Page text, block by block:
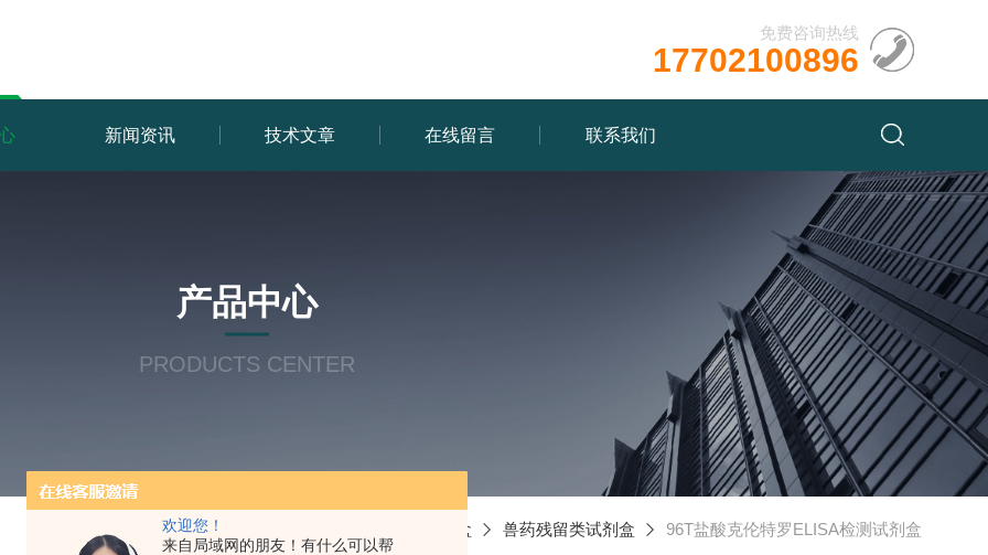
欢迎您！
来自局域网的朋友！有什么可以帮
免费咨询热线
17702100896
新闻资讯 技术文章 在线留言 联系我们
产品中心
PRODUCTS CENTER
当前位置： 首页 ELISA试剂盒 兽药残留类试剂盒 96T盐酸克伦特罗ELISA检测试剂盒